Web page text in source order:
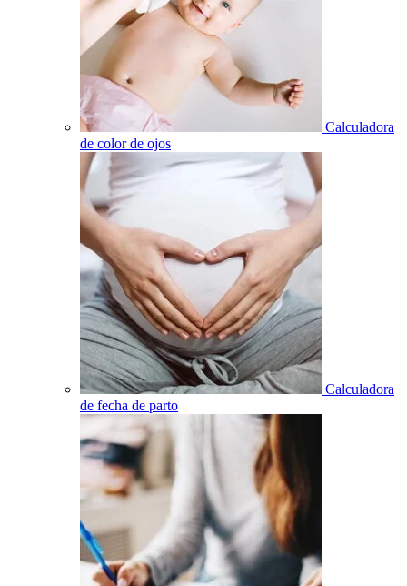
Calculadora
de color de ojos
Calculadora
de fecha de parto